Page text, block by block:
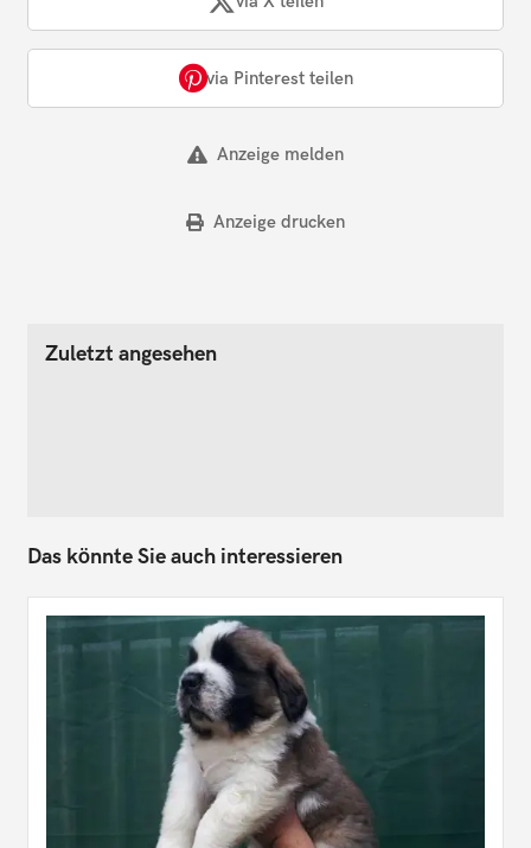
via Pinterest teilen
Anzeige melden
Anzeige drucken
Zuletzt angesehen
Das könnte Sie auch interessieren